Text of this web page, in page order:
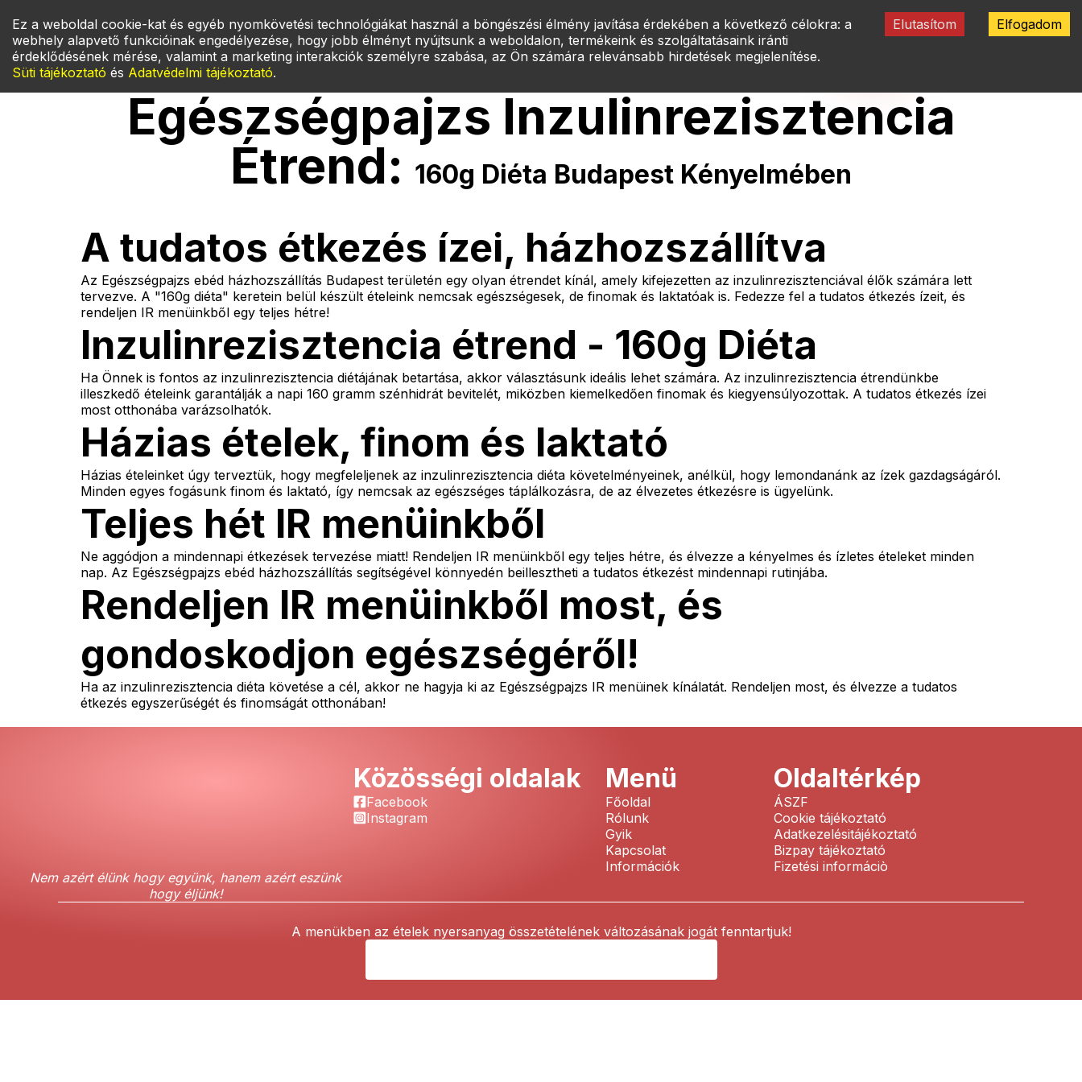
Ez a weboldal cookie-kat és egyéb nyomkövetési technológiákat használ a böngészési élmény javítása érdekében a következő célokra: a
webhely alapvető funkcióinak engedélyezése, hogy jobb élményt nyújtsunk a weboldalon, termékeink és szolgáltatásaink iránti
érdeklődésének mérése, valamint a marketing interakciók személyre szabása, az Ön számára relevánsabb hirdetések megjelenítése.
Süti tájékoztató és Adatvédelmi tájékoztató.
Elutasítom Elfogadom
FőoldalRólunkGyikKapcsolat Információk ÉTLAP Bejelentkezés
Bejelentkezés
Egészségpajzs Inzulinrezisztencia
Étrend: 160g Diéta Budapest Kényelmében
A tudatos étkezés ízei, házhozszállítva
Az Egészségpajzs ebéd házhozszállítás Budapest területén egy olyan étrendet kínál, amely kifejezetten az inzulinrezisztenciával élők számára lett
tervezve. A "160g diéta" keretein belül készült ételeink nemcsak egészségesek, de finomak és laktatóak is. Fedezze fel a tudatos étkezés ízeit, és
rendeljen IR menüinkből egy teljes hétre!
Inzulinrezisztencia étrend - 160g Diéta
Ha Önnek is fontos az inzulinrezisztencia diétájának betartása, akkor választásunk ideális lehet számára. Az inzulinrezisztencia étrendünkbe
illeszkedő ételeink garantálják a napi 160 gramm szénhidrát bevitelét, miközben kiemelkedően finomak és kiegyensúlyozottak. A tudatos étkezés ízei
most otthonába varázsolhatók.
Házias ételek, finom és laktató
Házias ételeinket úgy terveztük, hogy megfeleljenek az inzulinrezisztencia diéta követelményeinek, anélkül, hogy lemondanánk az ízek gazdagságáról.
Minden egyes fogásunk finom és laktató, így nemcsak az egészséges táplálkozásra, de az élvezetes étkezésre is ügyelünk.
Teljes hét IR menüinkből
Ne aggódjon a mindennapi étkezések tervezése miatt! Rendeljen IR menüinkből egy teljes hétre, és élvezze a kényelmes és ízletes ételeket minden
nap. Az Egészségpajzs ebéd házhozszállítás segítségével könnyedén beillesztheti a tudatos étkezést mindennapi rutinjába.
Rendeljen IR menüinkből most, és
gondoskodjon egészségéről!
Ha az inzulinrezisztencia diéta követése a cél, akkor ne hagyja ki az Egészségpajzs IR menüinek kínálatát. Rendeljen most, és élvezze a tudatos
étkezés egyszerűségét és finomságát otthonában!
Nem azért élünk hogy együnk, hanem azért eszünk
hogy éljünk!
Közösségi oldalak
Facebook
Instagram
Menü
Főoldal
Rólunk
Gyik
Kapcsolat
Információk
Oldaltérkép
ÁSZF
Cookie tájékoztató
Adatkezelésitájékoztató
Bizpay tájékoztató
Fizetési informáciò
A menükben az ételek nyersanyag összetételének változásának jogát fenntartjuk!